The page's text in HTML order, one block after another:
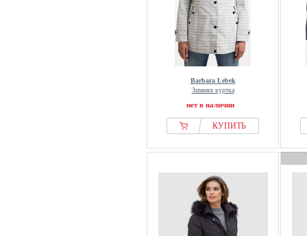
Barbara Lebek
Зимняя куртка
нет в наличии
КУПИТЬ